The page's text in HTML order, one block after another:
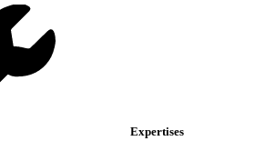
Expertises